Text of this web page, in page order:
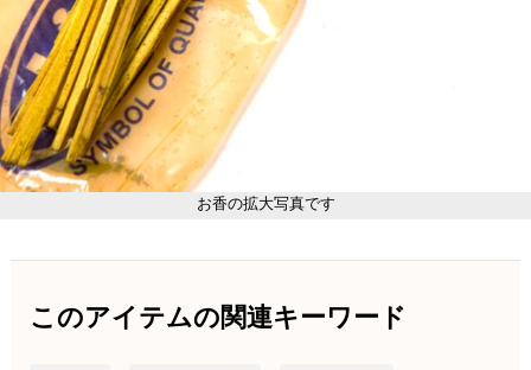
お香の拡大写真です
このアイテムの関連キーワード